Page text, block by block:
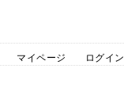
マイページ ログイン